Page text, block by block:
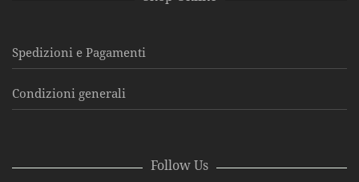
Spedizioni e Pagamenti
Condizioni generali
Follow Us